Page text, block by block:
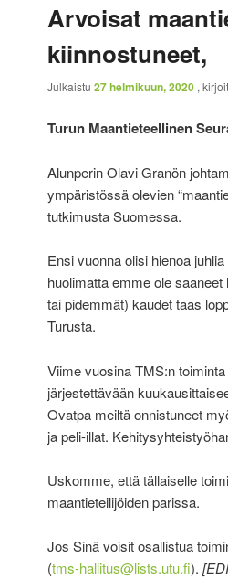
Arvoisat
kiinnostuneet,
Julkaistu 27 helmikuun, 2020 ,
Turun Maantieteellinen
Alunperin Olavi Granön
ympäristössä olevien
tutkimusta Suomessa.
Ensi vuonna olisi hienoa
huolimatta emme ole
tai pidemmät) kaudet taas
Turusta.
Viime vuosina TMS:n
järjestettävään
Ovatpa meiltä onnistuneet
ja peli-illat.
Uskomme, että tällaiselle
maantieteilijöiden parissa.
Jos Sinä voisit osallistua
(tms-hallitus@lists.utu.fi).